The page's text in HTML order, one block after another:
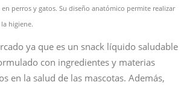
perros y gatos. Su diseño anatómico permite realizar
higiene.
ya que es un snack líquido saludable
con ingredientes y materias
en la salud de las mascotas. Además,